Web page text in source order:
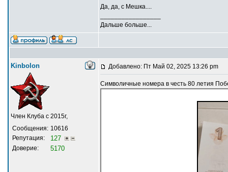
Да, да, с Мешка....
Дальше больше...
Kinbolon
Член Клуба с 2015г,
Сообщения: 10616
Репутация:
127
Доверие: 5170
Добавлено: Пт Май 02, 2025 13:26 pm
Символичные номера в честь 80 летия